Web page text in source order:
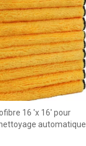
16 'x 16' pour
automatique